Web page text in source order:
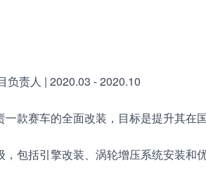
负责人 | 2020.03 - 2020.10
款赛车的全面改装，目标是提升其在
，包括引擎改装、涡轮增压系统安装和